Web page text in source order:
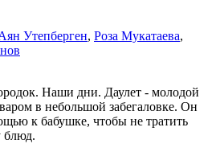
Утепберген, Роза Мукатаева,
Наши дни. Даулет - молодой
в небольшой забегаловке. Он
к бабушке, чтобы не тратить
блюд.